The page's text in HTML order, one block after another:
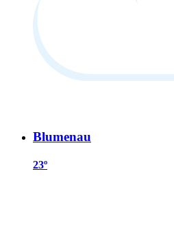
Blumenau
23º